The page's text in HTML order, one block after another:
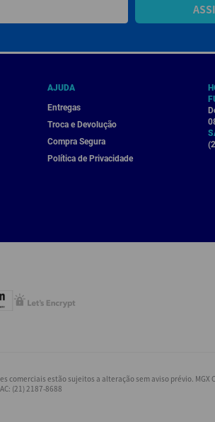
AJUDA
Entregas
Troca e Devolução
Compra Segura
Política de Privacidade
estão sujeitos a alteração sem aviso prévio. MGX
(21) 2187-8688